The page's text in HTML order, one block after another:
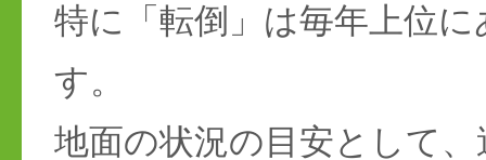
特に「転倒」は毎年上位
す。
地面の状況の目安として